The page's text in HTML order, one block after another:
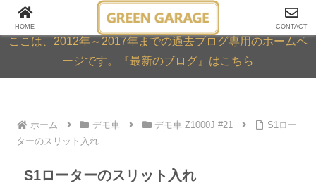
GREEN GARAGE ARCHIVE
ここは、2012年～2017年までの過去ブログ専用のホームペ
ージです。『最新のブログ』はこちら
ホーム デモ車 デモ車 Z1000J #21
S1ロー
ターのスリット入れ
S1ローターのスリット入れ
HOME CONTACT